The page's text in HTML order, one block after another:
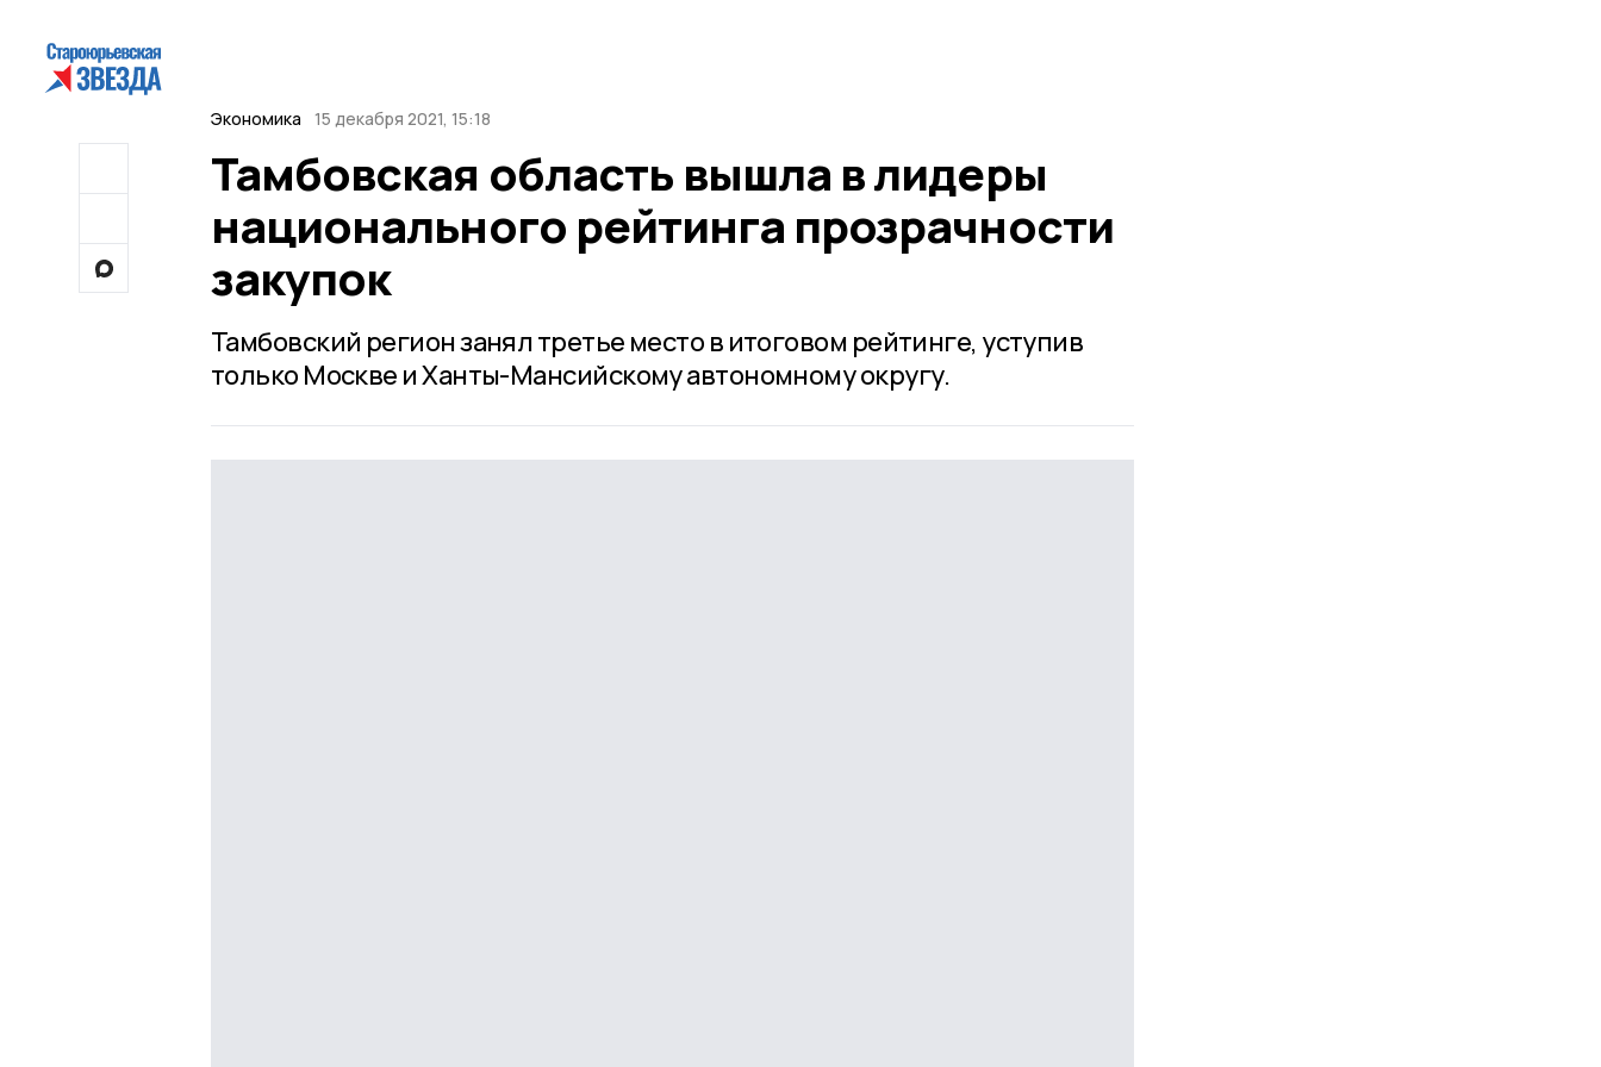
Экономика 15 декабря 2021, 15:18
Тамбовская область вышла в лидеры
национального рейтинга прозрачности
закупок
Тамбовский регион занял третье место в итоговом рейтинге, уступив
только Москве и Ханты-Мансийскому автономному округу.